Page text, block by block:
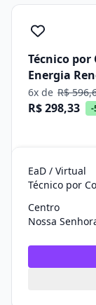
Técnico por
Energia
6x de R$
R$ 298,33 -
EaD / Virtual
Técnico por
Centro